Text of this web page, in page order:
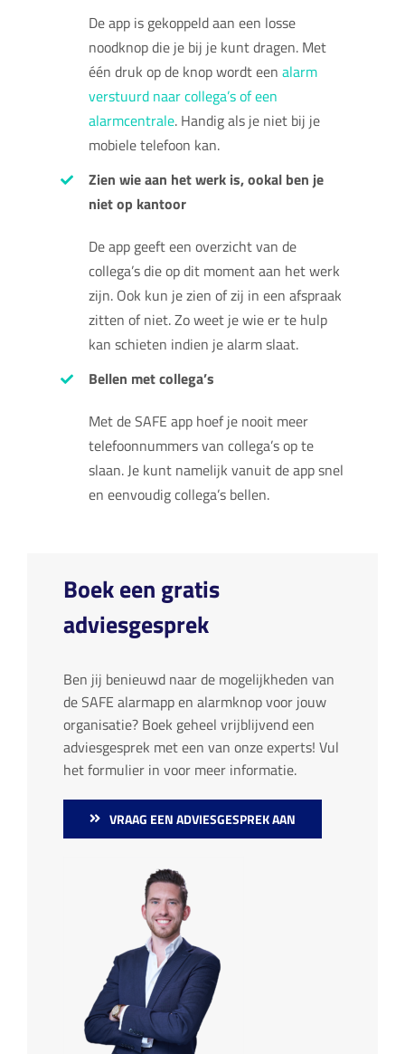
De app is gekoppeld aan een losse
noodknop die je bij je kunt dragen. Met
één druk op de knop wordt eenalarm
verstuurd naar collega’s of een
alarmcentrale. Handig als je niet bij je
mobiele telefoon kan.
Zien wie aan het werk is, ookal ben je
niet op kantoor
De app geeft een overzicht van de
collega’s die op dit moment aan het werk
zijn. Ook kun je zien of zij in een afspraak
zitten of niet. Zo weet je wie er te hulp
kan schieten indien je alarm slaat.
Bellen met collega’s
Met de SAFE app hoef je nooit meer
telefoonnummers van collega’s op te
slaan. Je kunt namelijk vanuit de app snel
en eenvoudig collega’s bellen.
Boek een gratis
adviesgesprek
Ben jij benieuwd naar de mogelijkheden van
de SAFE alarmapp en alarmknop voor jouw
organisatie? Boek geheel vrijblijvend een
adviesgesprek met een van onze experts! Vul
het formulier in voor meer informatie.
VRAAG EEN ADVIESGESPREK AAN